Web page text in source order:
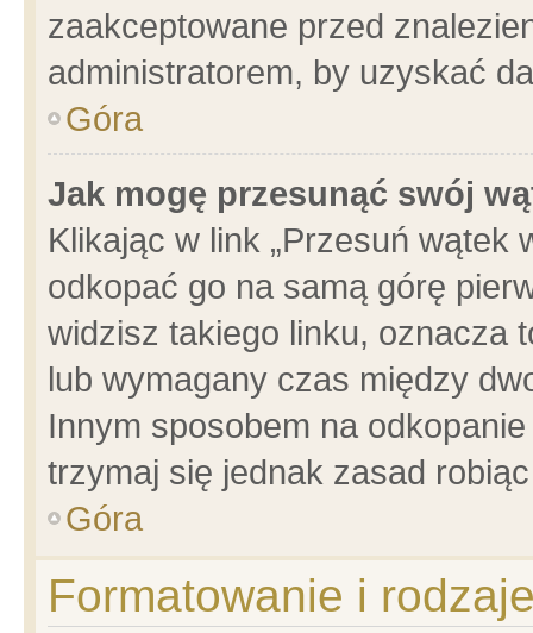
zaakceptowane przed
administratorem, by uzyskać
Góra
Jak mogę przesunąć swój
Klikając w link „Przesuń wątek
odkopać go na samą górę
widzisz takiego linku, oznacza
lub wymagany czas między
Innym sposobem na
trzymaj się jednak zasad
Góra
Formatowanie i